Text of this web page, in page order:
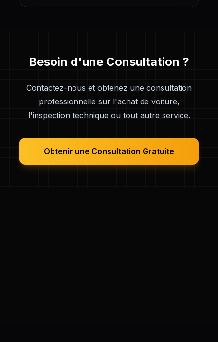
Besoin d'une Consultation ?
Contactez-nous et obtenez une consultation
professionnelle sur l'achat de voiture,
l'inspection technique ou tout autre service.
Obtenir une Consultation Gratuite